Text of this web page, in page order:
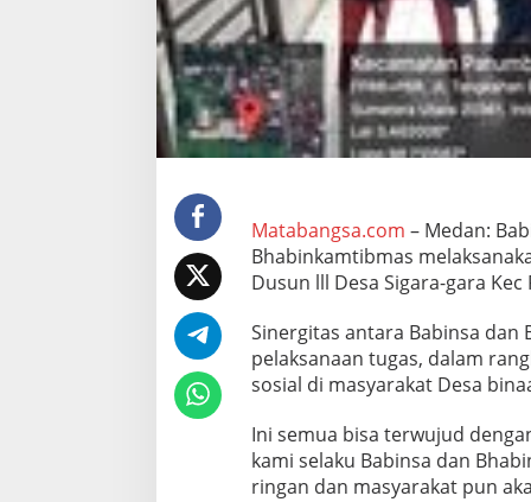
a
n
k
t
m
a
s
K
m
s
s
e
n
g
Matabangsa.com – Medan:
Bhabinkamtibmas
Dusun lll Desa Sigara-gara
Sinergitas antara Babinsa
pelaksanaan tugas, dalam
sosial di masyarakat Desa
Ini semua bisa terwujud
kami selaku Babinsa dan
ringan dan masyarakat pun